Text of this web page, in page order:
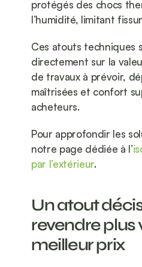
protégés des chocs
l’humidité, limitant
Ces atouts techniques
directement sur la
de travaux à prévoir,
maîtrisées et confort
acheteurs.
Pour approfondir les
notre page dédiée à l’
par l’extérieur.
Un atout
revendre plus
meilleur prix